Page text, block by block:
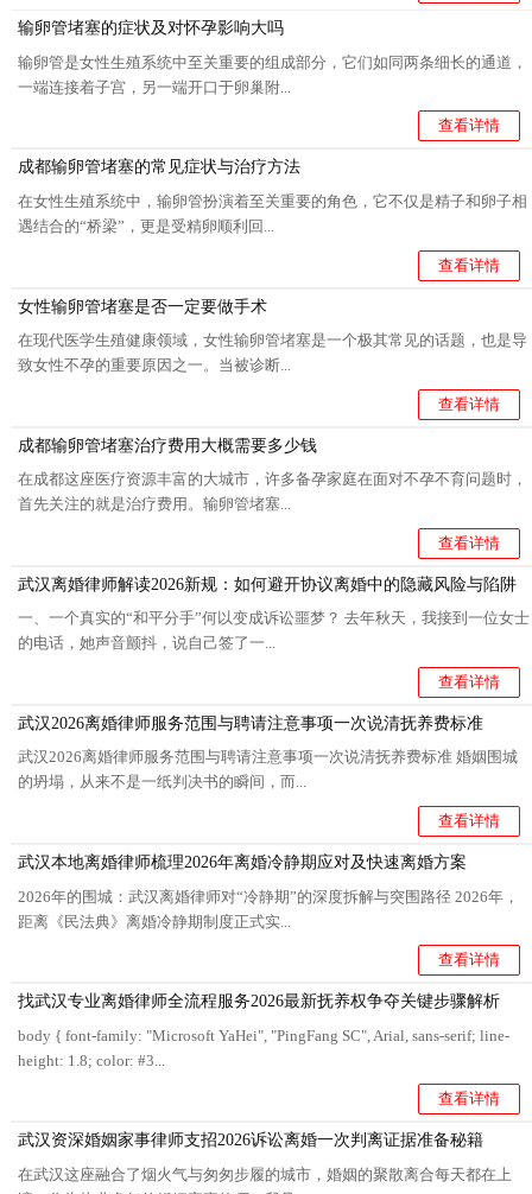
输卵管堵塞的症状及对怀孕影响大吗
输卵管是女性生殖系统中至关重要的组成部分，它们如同两条细长的通道，
一端连接着子宫，另一端开口于卵巢附...
查看详情
成都输卵管堵塞的常见症状与治疗方法
在女性生殖系统中，输卵管扮演着至关重要的角色，它不仅是精子和卵子相
遇结合的“桥梁”，更是受精卵顺利回...
查看详情
女性输卵管堵塞是否一定要做手术
在现代医学生殖健康领域，女性输卵管堵塞是一个极其常见的话题，也是导
致女性不孕的重要原因之一。当被诊断...
查看详情
成都输卵管堵塞治疗费用大概需要多少钱
在成都这座医疗资源丰富的大城市，许多备孕家庭在面对不孕不育问题时，
首先关注的就是治疗费用。输卵管堵塞...
查看详情
武汉离婚律师解读2026新规：如何避开协议离婚中的隐藏风险与陷阱
一、一个真实的“和平分手”何以变成诉讼噩梦？ 去年秋天，我接到一位女士
的电话，她声音颤抖，说自己签了一...
查看详情
武汉2026离婚律师服务范围与聘请注意事项一次说清抚养费标准
武汉2026离婚律师服务范围与聘请注意事项一次说清抚养费标准 婚姻围城
的坍塌，从来不是一纸判决书的瞬间，而...
查看详情
武汉本地离婚律师梳理2026年离婚冷静期应对及快速离婚方案
2026年的围城：武汉离婚律师对“冷静期”的深度拆解与突围路径 2026年，
距离《民法典》离婚冷静期制度正式实...
查看详情
找武汉专业离婚律师全流程服务2026最新抚养权争夺关键步骤解析
body { font-family: "Microsoft YaHei", "PingFang SC", Arial, sans-serif; line-
height: 1.8; color: #3...
查看详情
武汉资深婚姻家事律师支招2026诉讼离婚一次判离证据准备秘籍
在武汉这座融合了烟火气与匆匆步履的城市，婚姻的聚散离合每天都在上